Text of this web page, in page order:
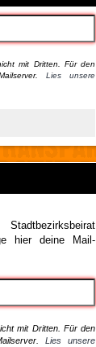
mit Dritten. Für den
Lies unsere
hier deine Mail-
mit Dritten. Für den
Lies unsere